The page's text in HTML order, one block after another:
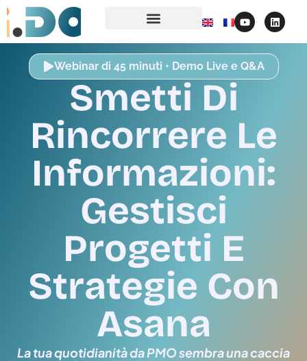
Webinar di 45 minuti • Demo Live e Q&A
Smetti Di
Rincorrere Le
Informazioni:
Gestisci
Progetti E
Strategie Con
Asana
La tua quotidianità da PMO sembra una caccia